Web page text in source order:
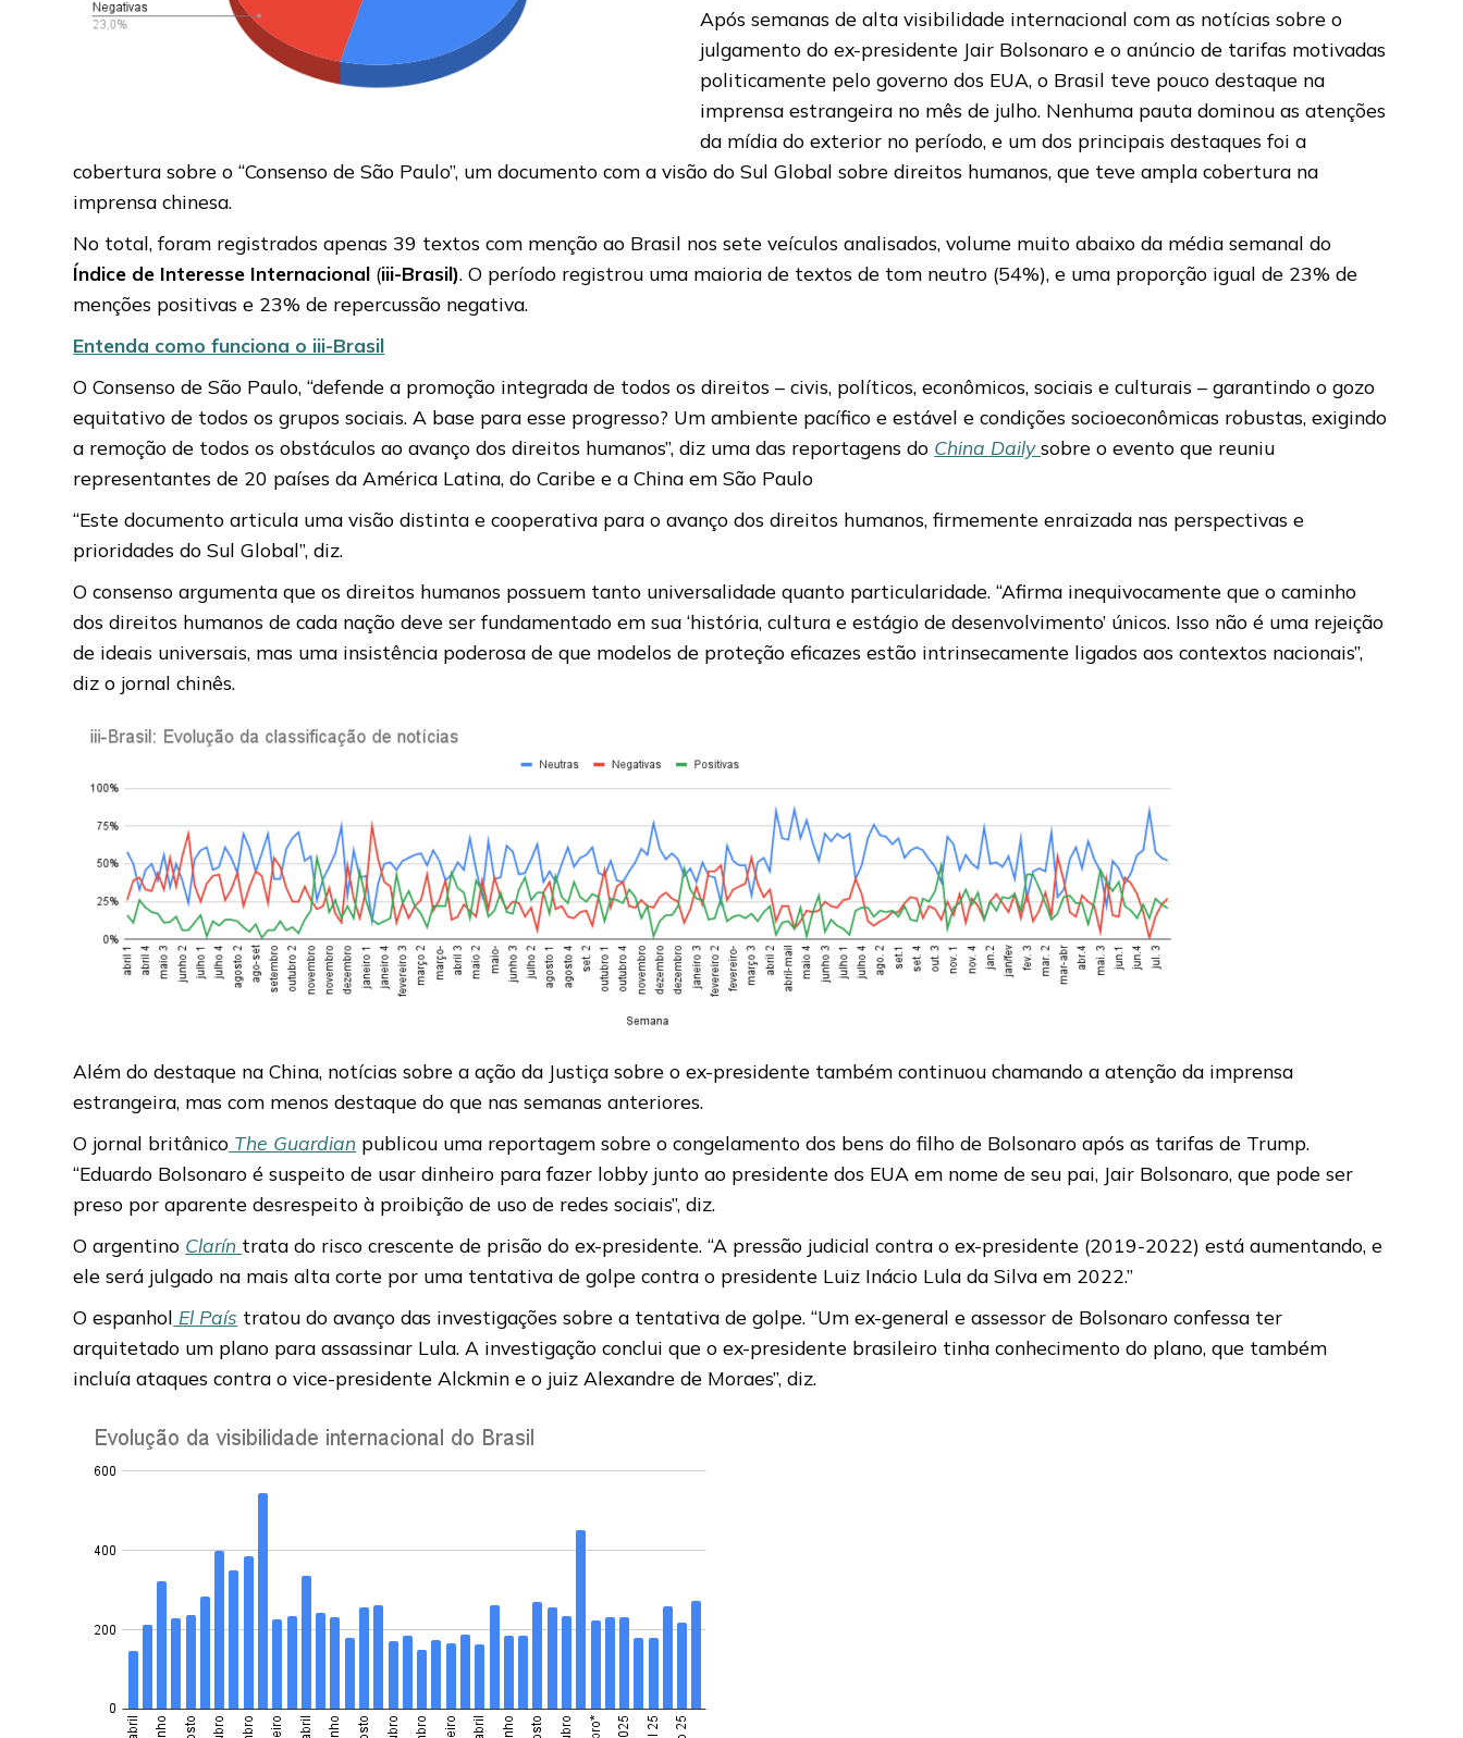
Após semanas de alta visibilidade internacional com as notícias sobre o
julgamento do ex-presidente Jair Bolsonaro e o anúncio de tarifas motivadas
politicamente pelo governo dos EUA, o Brasil teve pouco destaque na
imprensa estrangeira no mês de julho. Nenhuma pauta dominou as atenções
da mídia do exterior no período, e um dos principais destaques foi a
cobertura sobre o “Consenso de São Paulo”, um documento com a visão do Sul Global sobre direitos humanos, que teve ampla cobertura na
imprensa chinesa.
No total, foram registrados apenas 39 textos com menção ao Brasil nos sete veículos analisados, volume muito abaixo da média semanal do
Índice de Interesse Internacional (iii-Brasil). O período registrou uma maioria de textos de tom neutro (54%), e uma proporção igual de 23% de
menções positivas e 23% de repercussão negativa.
Entenda como funciona o iii-Brasil
O Consenso de São Paulo, “defende a promoção integrada de todos os direitos – civis, políticos, econômicos, sociais e culturais – garantindo o gozo
equitativo de todos os grupos sociais. A base para esse progresso? Um ambiente pacífico e estável e condições socioeconômicas robustas, exigindo
a remoção de todos os obstáculos ao avanço dos direitos humanos”, diz uma das reportagens do China Dailysobre o evento que reuniu
representantes de 20 países da América Latina, do Caribe e a China em São Paulo
“Este documento articula uma visão distinta e cooperativa para o avanço dos direitos humanos, firmemente enraizada nas perspectivas e
prioridades do Sul Global”, diz.
O consenso argumenta que os direitos humanos possuem tanto universalidade quanto particularidade. “Afirma inequivocamente que o caminho
dos direitos humanos de cada nação deve ser fundamentado em sua ‘história, cultura e estágio de desenvolvimento’ únicos. Isso não é uma rejeição
de ideais universais, mas uma insistência poderosa de que modelos de proteção eficazes estão intrinsecamente ligados aos contextos nacionais”,
diz o jornal chinês.
Além do destaque na China, notícias sobre a ação da Justiça sobre o ex-presidente também continuou chamando a atenção da imprensa
estrangeira, mas com menos destaque do que nas semanas anteriores.
O jornal britânico The Guardian publicou uma reportagem sobre o congelamento dos bens do filho de Bolsonaro após as tarifas de Trump.
“Eduardo Bolsonaro é suspeito de usar dinheiro para fazer lobby junto ao presidente dos EUA em nome de seu pai, Jair Bolsonaro, que pode ser
preso por aparente desrespeito à proibição de uso de redes sociais”, diz.
O argentino Clarín trata do risco crescente de prisão do ex-presidente. “A pressão judicial contra o ex-presidente (2019-2022) está aumentando, e
ele será julgado na mais alta corte por uma tentativa de golpe contra o presidente Luiz Inácio Lula da Silva em 2022.”
O espanhol El País tratou do avanço das investigações sobre a tentativa de golpe. “Um ex-general e assessor de Bolsonaro confessa ter
arquitetado um plano para assassinar Lula. A investigação conclui que o ex-presidente brasileiro tinha conhecimento do plano, que também
incluía ataques contra o vice-presidente Alckmin e o juiz Alexandre de Moraes”, diz.